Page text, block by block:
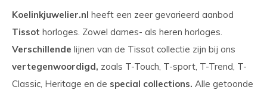
Koelinkjuwelier.nl heeft een zeer gevarieerd aanbod
Tissot horloges. Zowel dames- als heren horloges.
Verschillende lijnen van de Tissot collectie zijn bij ons
vertegenwoordigd, zoals T-Touch, T-sport, T-Trend, T-
Classic, Heritage en de special collections. Alle getoonde